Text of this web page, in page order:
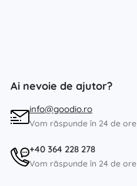
Ai nevoie de ajutor?
info@goodio.ro
Vom răspunde în 24 de ore
+40 364 228 278
Vom răspunde în 24 de ore